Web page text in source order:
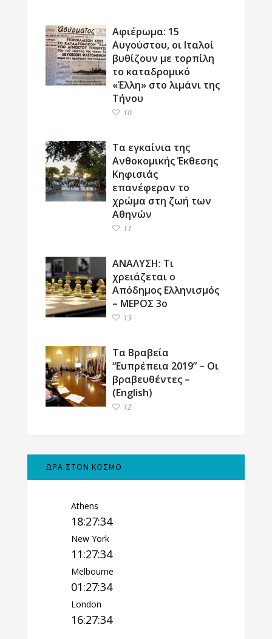
Αφιέρωμα: 15
Αυγούστου, οι Ιταλοί
βυθίζουν με τορπίλη
το καταδρομικό
«Έλλη» στο λιμάνι της
Τήνου
10
Τα εγκαίνια της
Ανθοκομικής Έκθεσης
Κηφισιάς
επανέφεραν το
χρώμα στη ζωή των
Αθηνών
11
ΑΝΑΛΥΣΗ: Τι
χρειάζεται ο
Απόδημος Ελληνισμός
– ΜΕΡΟΣ 3ο
13
Τα Βραβεία
“Ευπρέπεια 2019” – Οι
βραβευθέντες –
(English)
12
ΩΡΑ ΣΤΟΝ ΚΟΣΜΟ
Athens
18:27:35
New York
11:27:35
Melbourne
01:27:35
London
16:27:35